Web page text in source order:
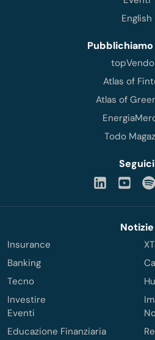
English
Atlas of
Atlas of
Todo
Seguici
Notizie
Insurance
Banking
Tecno
Investire
Eventi
Educazione Finanziaria